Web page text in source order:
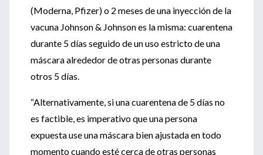
(Moderna, Pfizer) o 2 meses de una inyección de la
vacuna Johnson & Johnson es la misma: cuarentena
durante 5 días seguido de un uso estricto de una
máscara alrededor de otras personas durante
otros 5 días.
“Alternativamente, si una cuarentena de 5 días no
es factible, es imperativo que una persona
expuesta use una máscara bien ajustada en todo
momento cuando esté cerca de otras personas